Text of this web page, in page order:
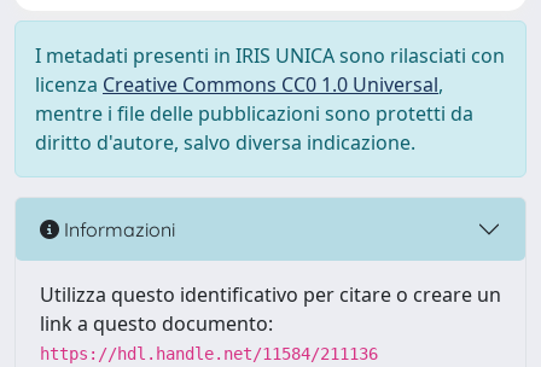
I metadati presenti in IRIS UNICA sono rilasciati con
licenza Creative Commons CC0 1.0 Universal,
mentre i file delle pubblicazioni sono protetti da
diritto d'autore, salvo diversa indicazione.
Informazioni
Utilizza questo identificativo per citare o creare un
link a questo documento:
https://hdl.handle.net/11584/211136